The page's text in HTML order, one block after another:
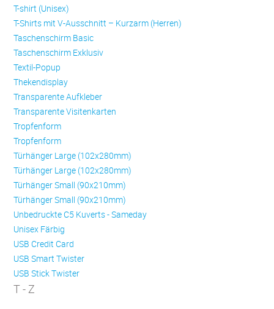
T-shirt (Unisex)
T-Shirts mit V-Ausschnitt – Kurzarm (Herren)
Taschenschirm Basic
Taschenschirm Exklusiv
Textil-Popup
Thekendisplay
Transparente Aufkleber
Transparente Visitenkarten
Trop­fen­form
Trop­fen­form
Türhänger Large (102x280mm)
Türhänger Large (102x280mm)
Türhänger Small (90x210mm)
Türhänger Small (90x210mm)
Unbedruckte C5 Kuverts - Sameday
Unisex Färbig
USB Credit Card
USB Smart Twister
USB Stick Twister
T - Z